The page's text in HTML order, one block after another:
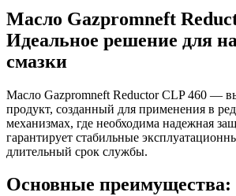
Масло Gazpromneft
Идеальное решение для
смазки
Масло Gazpromneft Reductor CLP 460 —
продукт, созданный для применения в
механизмах, где необходима надежная
гарантирует стабильные
длительный срок службы.
Основные преимущества: